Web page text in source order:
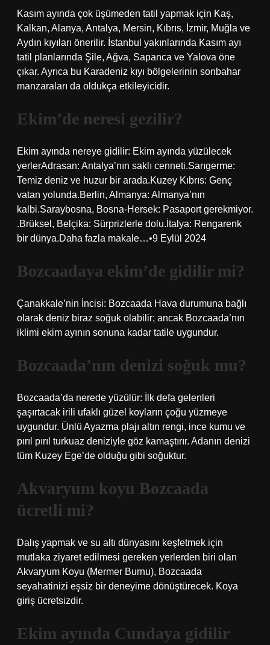
Kasım ayında çok üşümeden tatil yapmak için Kaş,
Kalkan, Alanya, Antalya, Mersin, Kıbrıs, İzmir, Muğla ve
Aydın kıyıları önerilir. İstanbul yakınlarında Kasım ayı
tatil planlarında Şile, Ağva, Sapanca ve Yalova öne
çıkar. Ayrıca bu Karadeniz kıyı bölgelerinin sonbahar
manzaraları da oldukça etkileyicidir.
Ekim’de neresi gezilir?
Ekim ayında nereye gidilir: Ekim ayında yüzülecek
yerlerAdrasan: Antalya’nın saklı cenneti.Sarıgerme:
Temiz deniz ve huzur bir arada.Kuzey Kıbrıs: Genç
vatan yolunda.Berlin, Almanya: Almanya’nın
kalbi.Saraybosna, Bosna-Hersek: Pasaport gerekmiyor.
.Brüksel, Belçika: Sürprizlerle dolu.İtalya: Rengarenk
bir dünya.Daha fazla makale…•9 Eylül 2024
Bozcaadaya ekim’de gidilir mi?
Çanakkale’nin İncisi: Bozcaada Hava durumuna bağlı
olarak deniz biraz soğuk olabilir; ancak Bozcaada’nın
iklimi ekim ayının sonuna kadar tatile uygundur.
Bozcaada’nın denizi soğuk mu?
Bozcaada’da nerede yüzülür: İlk defa gelenleri
şaşırtacak irili ufaklı güzel koyların çoğu yüzmeye
uygundur. Ünlü Ayazma plajı altın rengi, ince kumu ve
pırıl pırıl turkuaz deniziyle göz kamaştırır. Adanın denizi
tüm Kuzey Ege’de olduğu gibi soğuktur.
Akvaryum koyu Bozcaada
ücretli mi?
Dalış yapmak ve su altı dünyasını keşfetmek için
mutlaka ziyaret edilmesi gereken yerlerden biri olan
Akvaryum Koyu (Mermer Burnu), Bozcaada
seyahatinizi eşsiz bir deneyime dönüştürecek. Koya
giriş ücretsizdir.
Ekim ayında Cundaya gidilir